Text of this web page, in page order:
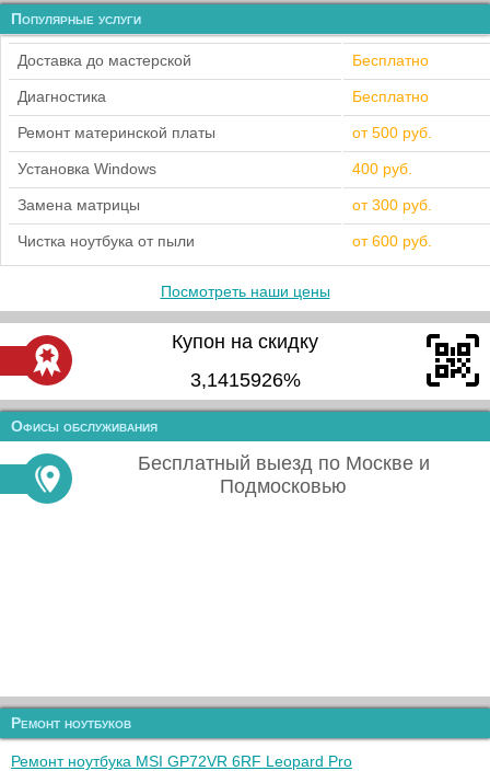
Популярные услуги
Доставка до мастерской Бесплатно
Диагностика Бесплатно
Ремонт материнской платы от 500 руб.
Установка Windows 400 руб.
Замена матрицы от 300 руб.
Чистка ноутбука от пыли от 600 руб.
Посмотреть наши цены
Купон на скидку
3,1415926%
Офисы обслуживания
Бесплатный выезд по Москве и
Подмосковью
Ремонт ноутбуков
Ремонт ноутбука MSI GP72VR 6RF Leopard Pro